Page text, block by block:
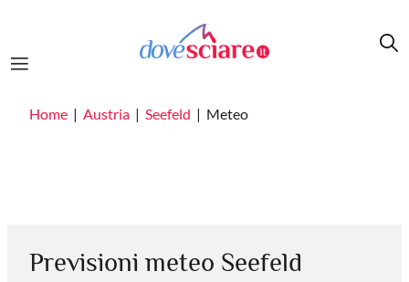
Home Austria Seefeld Meteo
Previsioni meteo Seefeld